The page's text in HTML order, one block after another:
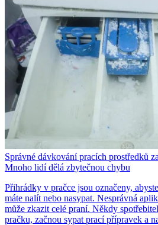
Správné dávkování pracích prostředků
Mnoho lidí dělá zbytečnou chybu
Přihrádky v pračce jsou označeny,
máte nalít nebo nasypat. Nesprávná
může zkazit celé praní. Někdy
pračku, začnou sypat prací přípravek a